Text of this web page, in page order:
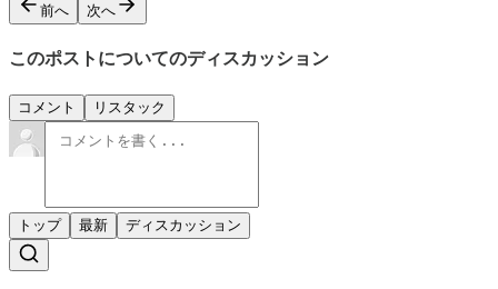
前へ 次へ
このポストについてのディスカッション
コメント リスタック
トップ 最新 ディスカッション